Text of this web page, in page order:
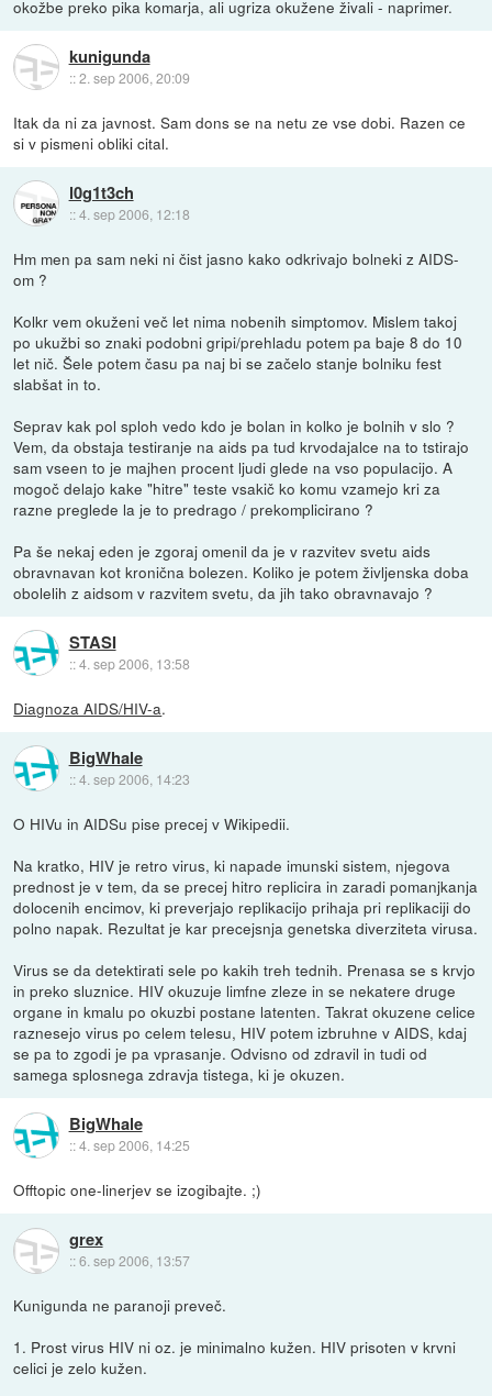
okožbe preko pika komarja, ali ugriza okužene živali - naprimer.
kunigunda
::2. sep 2006, 20:09
Itak da ni za javnost. Sam dons se na netu ze vse dobi. Razen ce
si v pismeni obliki cital.
l0g1t3ch
::4. sep 2006, 12:18
Hm men pa sam neki ni čist jasno kako odkrivajo bolneki z AIDS-
om ?
Kolkr vem okuženi več let nima nobenih simptomov. Mislem takoj
po ukužbi so znaki podobni gripi/prehladu potem pa baje 8 do 10
let nič. Šele potem času pa naj bi se začelo stanje bolniku fest
slabšat in to.
Seprav kak pol sploh vedo kdo je bolan in kolko je bolnih v slo ?
Vem, da obstaja testiranje na aids pa tud krvodajalce na to tstirajo
sam vseen to je majhen procent ljudi glede na vso populacijo. A
mogoč delajo kake "hitre" teste vsakič ko komu vzamejo kri za
razne preglede la je to predrago / prekomplicirano ?
Pa še nekaj eden je zgoraj omenil da je v razvitev svetu aids
obravnavan kot kronična bolezen. Koliko je potem življenska doba
obolelih z aidsom v razvitem svetu, da jih tako obravnavajo ?
STASI
::4. sep 2006, 13:58
Diagnoza AIDS/HIV-a.
BigWhale
::4. sep 2006, 14:23
O HIVu in AIDSu pise precej v Wikipedii.
Na kratko, HIV je retro virus, ki napade imunski sistem, njegova
prednost je v tem, da se precej hitro replicira in zaradi pomanjkanja
dolocenih encimov, ki preverjajo replikacijo prihaja pri replikaciji do
polno napak. Rezultat je kar precejsnja genetska diverziteta virusa.
Virus se da detektirati sele po kakih treh tednih. Prenasa se s krvjo
in preko sluznice. HIV okuzuje limfne zleze in se nekatere druge
organe in kmalu po okuzbi postane latenten. Takrat okuzene celice
raznesejo virus po celem telesu, HIV potem izbruhne v AIDS, kdaj
se pa to zgodi je pa vprasanje. Odvisno od zdravil in tudi od
samega splosnega zdravja tistega, ki je okuzen.
BigWhale
::4. sep 2006, 14:25
Offtopic one-linerjev se izogibajte. ;)
grex
::6. sep 2006, 13:57
Kunigunda ne paranoji preveč.
1. Prost virus HIV ni oz. je minimalno kužen. HIV prisoten v krvni
celici je zelo kužen.